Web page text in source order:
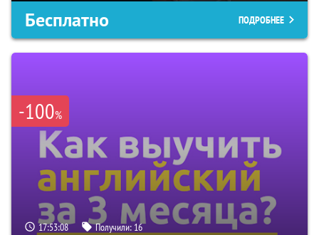
Бесплатно ПОДРОБНЕЕ
-100%
17:53:08 Получили: 16